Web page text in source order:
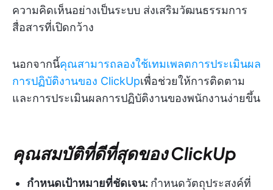
ความคิดเห็นอย่างเป็นระบบ ส่งเสริมวัฒนธรรมการ
สื่อสารที่เปิดกว้าง
นอกจากนี้คุณสามารถลองใช้เทมเพลตการประเมินผล
การปฏิบัติงานของ ClickUpเพื่อช่วยให้การติดตาม
และการประเมินผลการปฏิบัติงานของพนักงานง่ายขึ้น
คุณสมบัติที่ดีที่สุดของ ClickUp
กำหนดเป้าหมายที่ชัดเจน: กำหนดวัตถุประสงค์ที่